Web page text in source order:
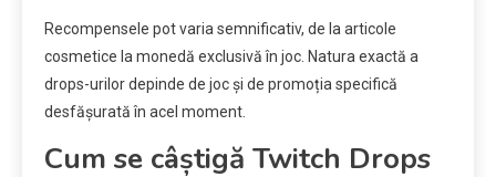
Recompensele pot varia semnificativ, de la articole
cosmetice la monedă exclusivă în joc. Natura exactă a
drops-urilor depinde de joc și de promoția specifică
desfășurată în acel moment.
Cum se câștigă Twitch Drops